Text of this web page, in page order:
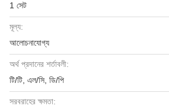
1 সেট
মূল্য:
আলোচনাযোগ্য
অর্থ প্রদানের শর্তাবলী:
টি/টি, এল/সি, ডি/পি
সরবরাহের ক্ষমতা: